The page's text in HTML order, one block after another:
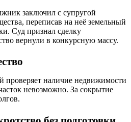
заключил с супругой
переписав на неё земельный
Суд признал сделку
вернули в конкурсную массу.
наличие недвижимости
невозможно. За сокрытие